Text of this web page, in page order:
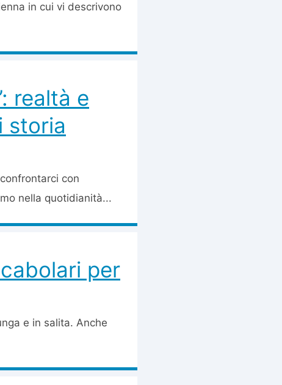
in cui vi descrivono
realtà e
storia
con
nella quotidianità...
per
e in salita. Anche